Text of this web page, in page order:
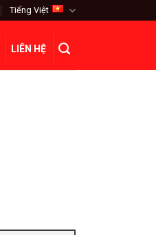
Tiếng Việt
LIÊN HỆ